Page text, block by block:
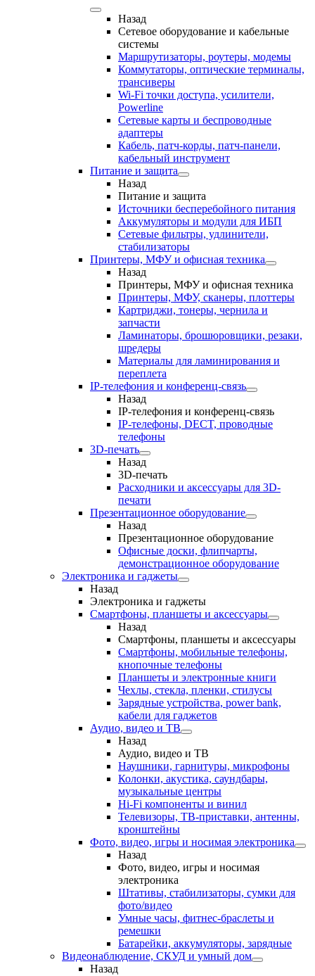
Назад
Сетевое оборудование и кабельные
системы
Маршрутизаторы, роутеры, модемы
Коммутаторы, оптические терминалы,
трансиверы
Wi-Fi точки доступа, усилители,
Powerline
Сетевые карты и беспроводные
адаптеры
Кабель, патч-корды, патч-панели,
кабельный инструмент
Питание и защита
Назад
Питание и защита
Источники бесперебойного питания
Аккумуляторы и модули для ИБП
Сетевые фильтры, удлинители,
стабилизаторы
Принтеры, МФУ и офисная техника
Назад
Принтеры, МФУ и офисная техника
Принтеры, МФУ, сканеры, плоттеры
Картриджи, тонеры, чернила и
запчасти
Ламинаторы, брошюровщики, резаки,
шредеры
Материалы для ламинирования и
переплета
IP-телефония и конференц-связь
Назад
IP-телефония и конференц-связь
IP-телефоны, DECT, проводные
телефоны
3D-печать
Назад
3D-печать
Расходники и аксессуары для 3D-
печати
Презентационное оборудование
Назад
Презентационное оборудование
Офисные доски, флипчарты,
демонстрационное оборудование
Электроника и гаджеты
Назад
Электроника и гаджеты
Смартфоны, планшеты и аксессуары
Назад
Смартфоны, планшеты и аксессуары
Смартфоны, мобильные телефоны,
кнопочные телефоны
Планшеты и электронные книги
Чехлы, стекла, пленки, стилусы
Зарядные устройства, power bank,
кабели для гаджетов
Аудио, видео и ТВ
Назад
Аудио, видео и ТВ
Наушники, гарнитуры, микрофоны
Колонки, акустика, саундбары,
музыкальные центры
Hi-Fi компоненты и винил
Телевизоры, ТВ-приставки, антенны,
кронштейны
Фото, видео, игры и носимая электроника
Назад
Фото, видео, игры и носимая
электроника
Штативы, стабилизаторы, сумки для
фото/видео
Умные часы, фитнес-браслеты и
ремешки
Батарейки, аккумуляторы, зарядные
Видеонаблюдение, СКУД и умный дом
Назад